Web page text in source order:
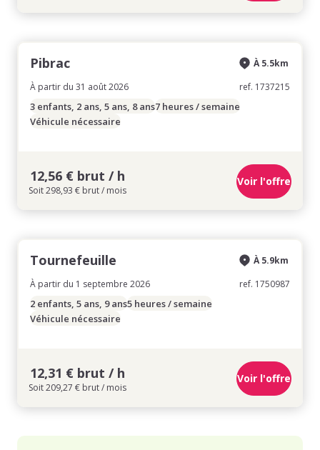
Pibrac
À partir du 31 août 2026
À 5.5km
ref. 1737215
3 enfants, 2 ans, 5 ans, 8 ans7 heures / semaine
Véhicule nécessaire
12,56 € brut / h
Soit 298,93 € brut / mois
Voir l'offre
Tournefeuille
À partir du 1 septembre 2026
À 5.9km
ref. 1750987
2 enfants, 5 ans, 9 ans5 heures / semaine
Véhicule nécessaire
12,31 € brut / h
Soit 209,27 € brut / mois
Voir l'offre